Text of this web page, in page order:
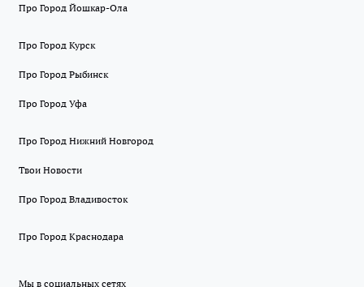
Про Город Йошкар-Ола
Про Город Курск
Про Город Рыбинск
Про Город Уфа
Про Город Нижний Новгород
Твои Новости
Про Город Владивосток
Про Город Краснодара
Мы в социальных сетях